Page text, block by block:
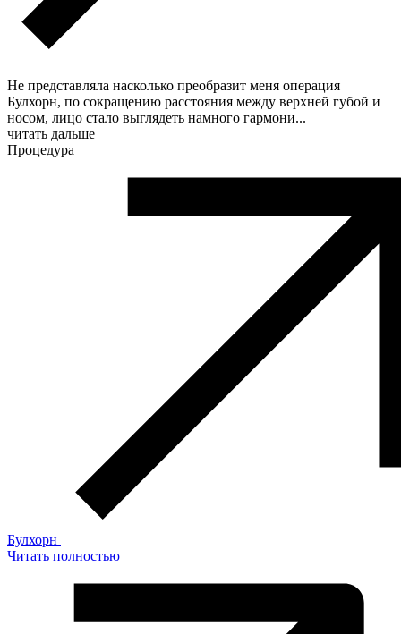
Не представляла насколько преобразит меня операция
Булхорн, по сокращению расстояния между верхней губой и
носом, лицо стало выглядеть намного гармони...
читать дальше
Процедура
Булхорн
Читать полностью